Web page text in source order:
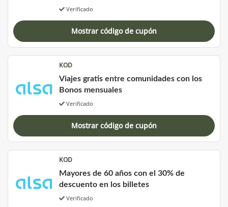
Verificado
Mostrar código de cupón
KOD
Viajes gratis entre comunidades con los
Bonos mensuales
Verificado
Mostrar código de cupón
KOD
Mayores de 60 años con el 30% de
descuento en los billetes
Verificado